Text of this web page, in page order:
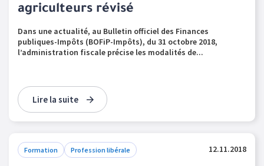
agriculteurs révisé
Dans une actualité, au Bulletin officiel des Finances
publiques-Impôts (BOFiP-Impôts), du 31 octobre 2018,
l’administration fiscale précise les modalités de...
Lire la suite
Formation Profession libérale 12.11.2018